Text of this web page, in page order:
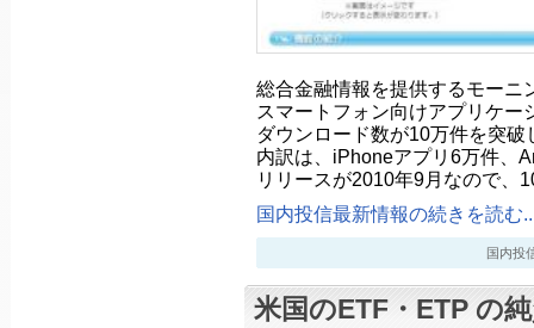
総合金融情報を提供するモーニ
スマートフォン向けアプリケー
ダウンロード数が10万件を突
内訳は、iPhoneアプリ6万件、
リリースが2010年9月なので、
国内投信最新情報の続きを読む
国内投
米国のETF・ETP の